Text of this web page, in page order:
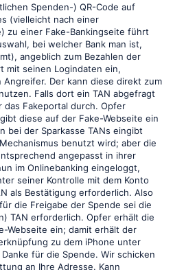
Spenden-) QR-Code auf
(vielleicht nach einer
zu einer Fake-Bankingseite führt
bei welcher Bank man ist,
angeblich zum Bezahlen der
mit seinen Logindaten ein,
Der kann diese direkt zum
Falls dort ein TAN abgefragt
Fakeportal durch. Opfer
diese auf der Fake-Webseite ein
bei der Sparkasse TANs eingibt
benutzt wird; aber die
angepasst in ihrer
im Onlinebanking eingeloggt,
seiner Kontrolle mit dem Konto
als Bestätigung erforderlich. Also
die Freigabe der Spende sei die
TAN erforderlich. Opfer erhält die
Webseite ein; damit erhält der
zu dem iPhone unter
für die Spende. Wir schicken
an Ihre Adresse. Kann